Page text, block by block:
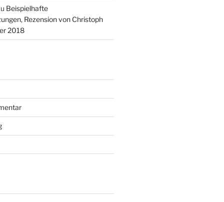
Beispielhafte
Rezension von Christoph
2018